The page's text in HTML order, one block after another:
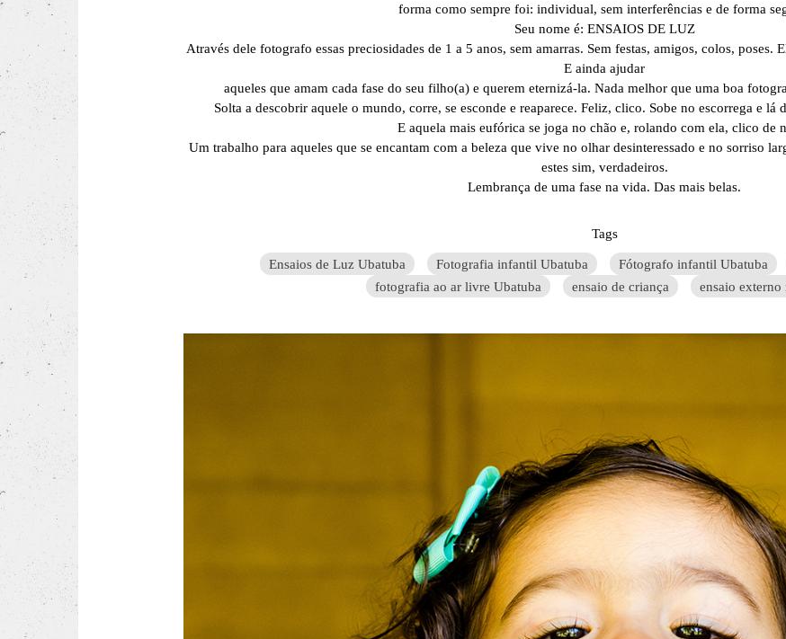
forma como sempre foi: individual, sem interferências e de forma
Seu nome é: ENSAIOS DE LUZ
Através dele fotografo essas preciosidades de 1 a 5 anos, sem amarras. Sem festas, amigos, colos, poses.
E ainda ajudar
aqueles que amam cada fase do seu filho(a) e querem eternizá-la. Nada melhor que uma boa
Solta a descobrir aquele o mundo, corre, se esconde e reaparece. Feliz, clico. Sobe no escorrega e
E aquela mais eufórica se joga no chão e, rolando com ela, clico de
Um trabalho para aqueles que se encantam com a beleza que vive no olhar desinteressado e no sorriso
estes sim, verdadeiros.
Lembrança de uma fase na vida. Das mais belas.
Tags
Ensaios de Luz Ubatuba
Fotografia infantil Ubatuba Fótografo infantil Ubatuba
fotografia ao ar livre Ubatuba
ensaio de criança ensaio